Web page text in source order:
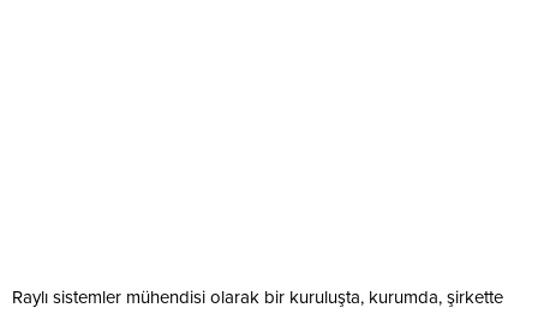
Raylı sistemler mühendisi olarak bir kuruluşta, kurumda, şirkette